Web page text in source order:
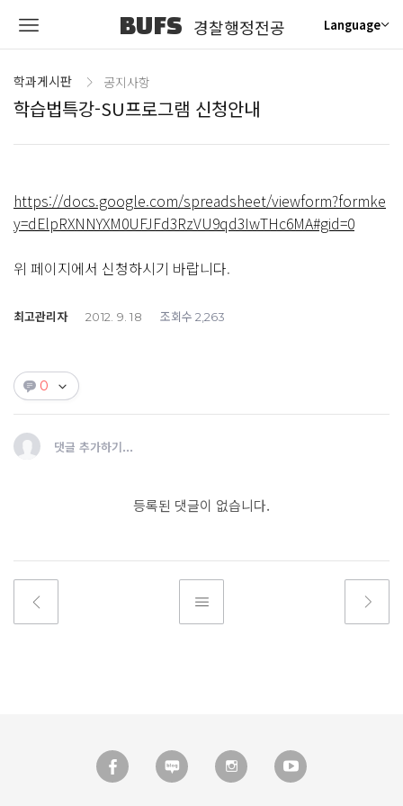
BUFS 경찰행정전공 Language
학과게시판 공지사항
학습법특강-SU프로그램 신청안내
https://docs.google.com/spreadsheet/viewform?formke
y=dElpRXNNYXM0UFJFd3RzVU9qd3IwTHc6MA#gid=0
위 페이지에서 신청하시기 바랍니다.
최고관리자 2012. 9. 18 조회수 2,263
0
댓글 추가하기...
등록된 댓글이 없습니다.